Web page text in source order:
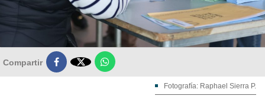
Compartir 
Fotografía: Raphael Sierra P.